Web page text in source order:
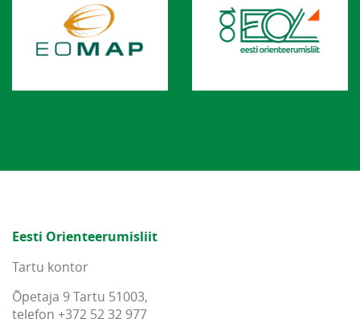
Eesti Orienteerumisliit
Tartu kontor
Õpetaja 9 Tartu 51003,
telefon +372 52 32 977